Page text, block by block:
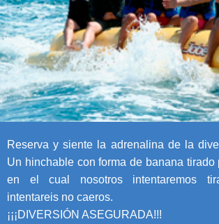
Reserva y siente la adrenalina de la
Un hinchable con forma de banana tirado
en el cual nosotros intentaremos
intentareis no caeros.
¡¡¡DIVERSIÓN ASEGURADA!!!